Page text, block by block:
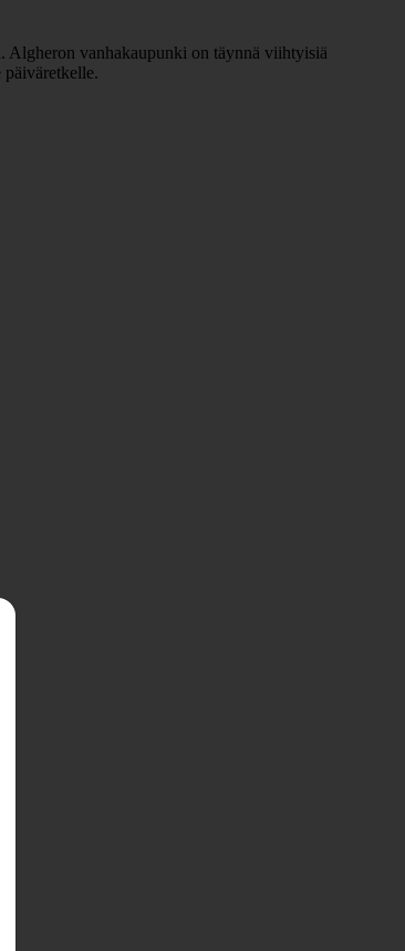
Algheron vanhakaupunki on täynnä viihtyisiä
päiväretkelle.